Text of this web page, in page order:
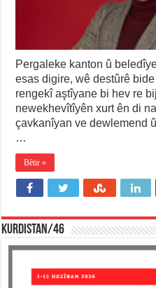
Pergaleke kanton û
esas digire, wê destûrê
rengekî aştîyane bi hev re
newekhevîtîyên xurt ên di
çavkanîyan ve dewlemend
…
Bêtir »
KURDISTAN/46